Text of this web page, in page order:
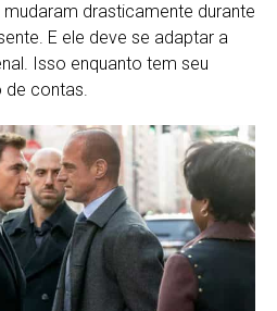
drasticamente durante
E ele deve se adaptar a
Isso enquanto tem seu
de contas.